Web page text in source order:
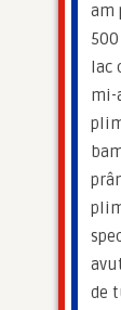
am
lac
mi-
de